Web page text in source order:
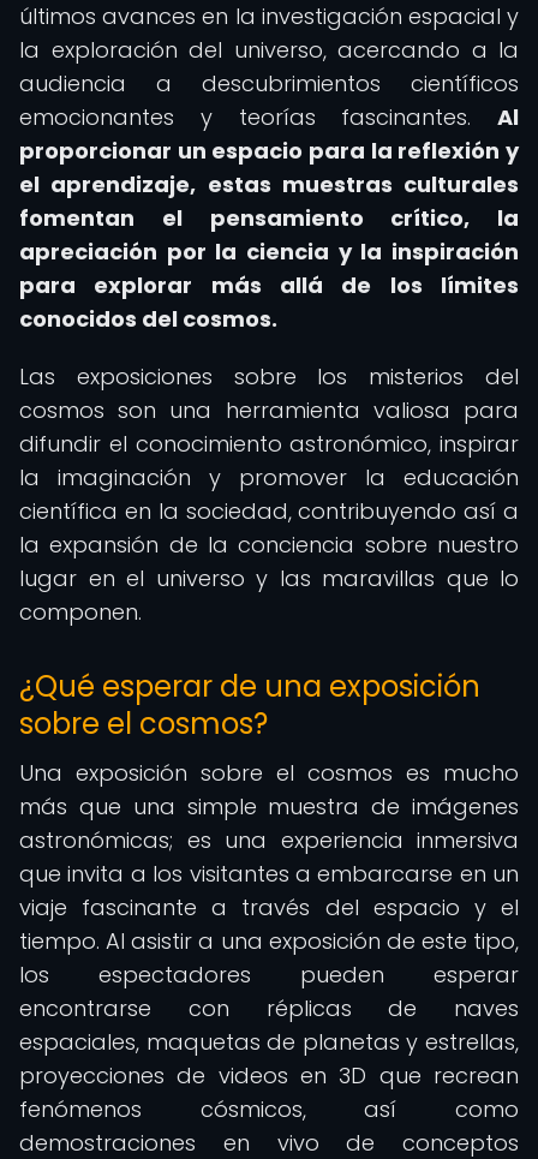
últimos avances en la investigación espacial y
la exploración del universo, acercando a la
audiencia a descubrimientos científicos
emocionantes y teorías fascinantes. Al
proporcionar un espacio para la reflexión y
el aprendizaje, estas muestras culturales
fomentan el pensamiento crítico, la
apreciación por la ciencia y la inspiración
para explorar más allá de los límites
conocidos del cosmos.
Las exposiciones sobre los misterios del
cosmos son una herramienta valiosa para
difundir el conocimiento astronómico, inspirar
la imaginación y promover la educación
científica en la sociedad, contribuyendo así a
la expansión de la conciencia sobre nuestro
lugar en el universo y las maravillas que lo
componen.
¿Qué esperar de una exposición
sobre el cosmos?
Una exposición sobre el cosmos es mucho
más que una simple muestra de imágenes
astronómicas; es una experiencia inmersiva
que invita a los visitantes a embarcarse en un
viaje fascinante a través del espacio y el
tiempo. Al asistir a una exposición de este tipo,
los espectadores pueden esperar
encontrarse con réplicas de naves
espaciales, maquetas de planetas y estrellas,
proyecciones de videos en 3D que recrean
fenómenos cósmicos, así como
demostraciones en vivo de conceptos